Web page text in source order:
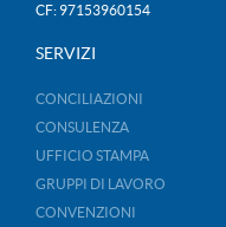
CF: 97153960154
SERVIZI
CONCILIAZIONI
CONSULENZA
UFFICIO STAMPA
GRUPPI DI LAVORO
CONVENZIONI